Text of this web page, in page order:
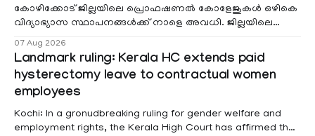
കോഴിക്കോട് ജില്ലയിലെ പ്രൊഫഷണൽ കോളേജുകൾ ഒഴികെ
വിദ്യാഭ്യാസ സ്ഥാപനങ്ങൾക്ക് നാളെ അവധി. ജില്ലയിലെ
മലയോര- തീരദേശ മേഖലകളിലും മറ്റും ശക്തമായ മഴയു
07 Aug 2026
Landmark ruling: Kerala HC extends paid
hysterectomy leave to contractual women
employees
Kochi: In a gronudbreaking ruling for gender welfare and
employment rights, the Kerala High Court has affirmed that